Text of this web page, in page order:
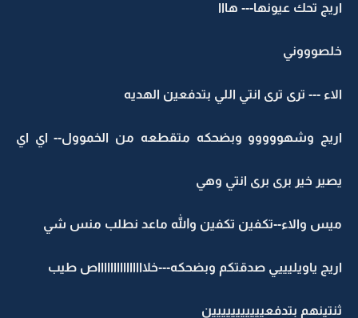
اريج تحك عيونها--- هااا
خلصوووني
الاء --- ترى ترى انتي اللي بتدفعين الهديه
اريج وشهووووو وبضحكه متقطعه من الخموول-- اي اي
يصير خير برى برى انتي وهي
ميس والاء--تكفين تكفين والله ماعد نطلب منس شي
اريج ياويليييي صدقتكم وبضحكه---خلاااااااااااااااص طيب
ثنتينهم بتدفعييييييييييين